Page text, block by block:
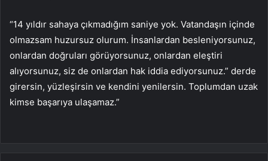
“14 yıldır sahaya çıkmadığım saniye yok. Vatandaşın içinde
olmazsam huzursuz olurum. İnsanlardan besleniyorsunuz,
onlardan doğruları görüyorsunuz, onlardan eleştiri
alıyorsunuz, siz de onlardan hak iddia ediyorsunuz.” derde
girersin, yüzleşirsin ve kendini yenilersin. Toplumdan uzak
kimse başarıya ulaşamaz.”